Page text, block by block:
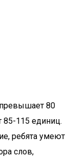
80
85-115 единиц.
ребята умеют
слов,